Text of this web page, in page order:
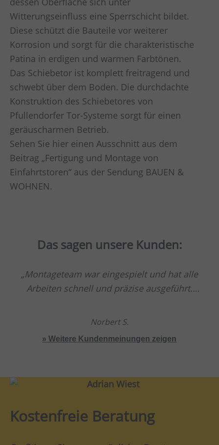
Witterungseinfluss eine Sperrschicht bildet.
Diese schützt die Bauteile vor weiterer
Korrosion und sorgt für die charakteristische
Patina in erdigen und warmen Farbtönen.
Das Schiebetor ist komplett freitragend und
schwebt über dem Boden. Die durchdachte
Konstruktion des Schiebetores von
Pfullendorfer Tor-Systeme sorgt für einen
geräuscharmen Betrieb.
Sehen Sie hier einen Ausschnitt aus dem
Beitrag „Fertigung und Montage von
Einfahrtstoren“ aus der Sendung BAUEN &
WOHNEN.
Das sagen unsere Kunden:
Montageteam war eingespielt und hat alle
Arbeiten schnell und präzise ausgeführt.
Norbert S.
» Weitere Kundenmeinungen zeigen
Kostenfreie Beratung